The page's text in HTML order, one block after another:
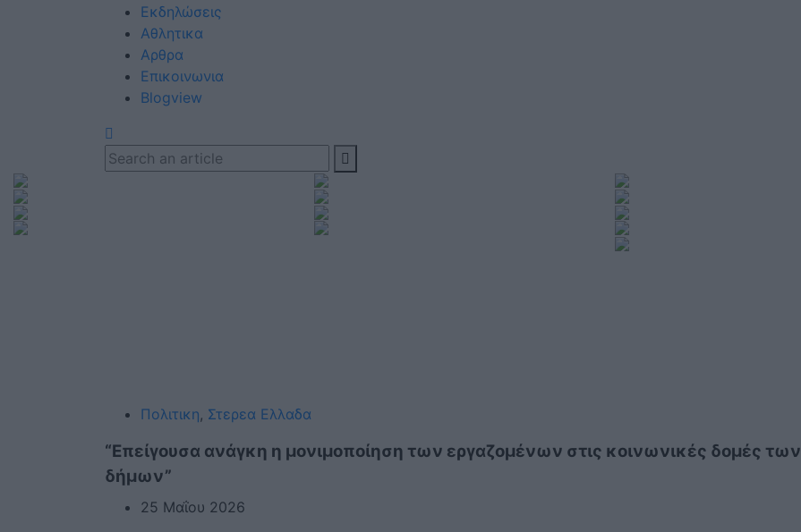
Εκδηλώσεις
Αθλητικα
Αρθρα
Eπικοινωνια
Blogview
Πολιτικη, Στερεα Ελλαδα
“Επείγουσα ανάγκη η μονιμοποίηση των εργαζομένων στις κοινωνικές δομές των
δήμων”
25 Μαΐου 2026